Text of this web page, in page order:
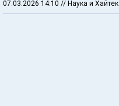
07.03.2026 14:10 // Наука и Хайтек